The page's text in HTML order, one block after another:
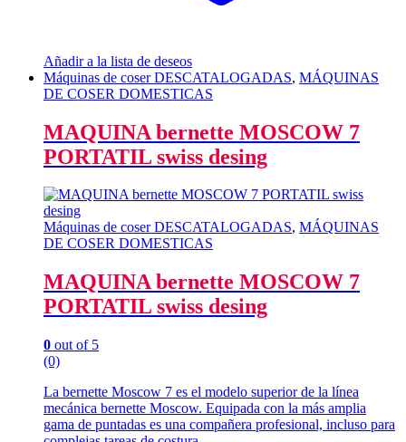
Añadir a la lista de deseos
Máquinas de coser DESCATALOGADAS, MÁQUINAS
DE COSER DOMESTICAS
MAQUINA bernette MOSCOW 7
PORTATIL swiss desing
Máquinas de coser DESCATALOGADAS, MÁQUINAS
DE COSER DOMESTICAS
MAQUINA bernette MOSCOW 7
PORTATIL swiss desing
0 out of 5
(0)
La bernette Moscow 7 es el modelo superior de la línea
mecánica bernette Moscow. Equipada con la más amplia
gama de puntadas es una compañera profesional, incluso para